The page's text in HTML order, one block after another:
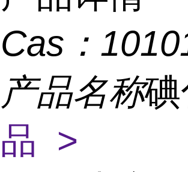
Cas：
产品名称
品 >